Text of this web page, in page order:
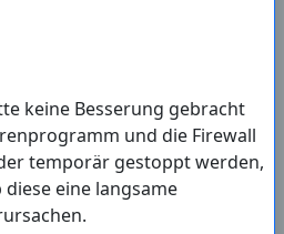
keine Besserung gebracht
und die Firewall
temporär gestoppt werden,
eine langsame